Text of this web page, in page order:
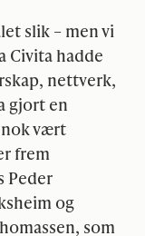
slik – men vi
Civita hadde
nettverk,
gjort en
vært
frem
Peder
og
som